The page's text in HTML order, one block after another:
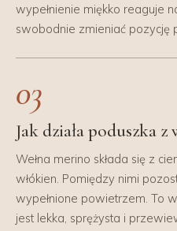
wypełnienie miękko reaguje
swobodnie zmieniać pozycję
03
Jak działa poduszka z
Wełna merino składa się z
włókien. Pomiędzy nimi
wypełnione powietrzem. To
jest lekka, sprężysta i